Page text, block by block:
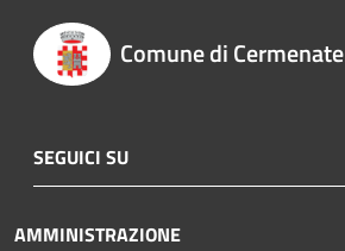
Comune di Cermenate
SEGUICI SU
AMMINISTRAZIONE